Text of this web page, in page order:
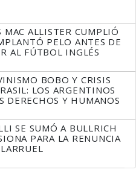
MAC ALLISTER CUMPLIÓ
PELO ANTES DE
AL FÚTBOL INGLÉS
BOBO Y CRISIS
LOS ARGENTINOS
DERECHOS Y HUMANOS
SE SUMÓ A BULLRICH
PARA LA RENUNCIA